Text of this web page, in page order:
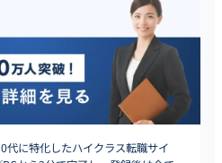
代に特化したハイクラス転職サイ